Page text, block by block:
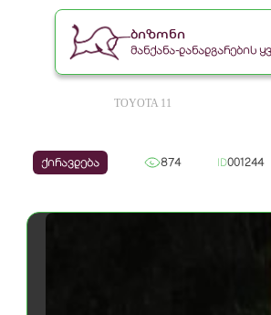
ბიზონი
მანქანა-დანადგარების
TOYOTA 11
ქირავდება 874 ID001244